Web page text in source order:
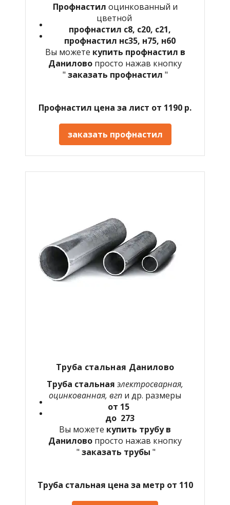
Профнастил оцинкованный и
цветной
профнастил с8, с20, с21,
профнастил нс35, н75, н60
Вы можете купить профнастил в
Данилово просто нажав кнопку
" заказать профнастил "
Профнастил цена за лист от 1190 р.
заказать профнастил
Труба стальная Данилово
Труба стальная электросварная,
оцинкованная, вгп и др. размеры
от 15
до 273
Вы можете купить трубу в
Данилово просто нажав кнопку
" заказать трубы "
Труба стальная цена за метр от 110